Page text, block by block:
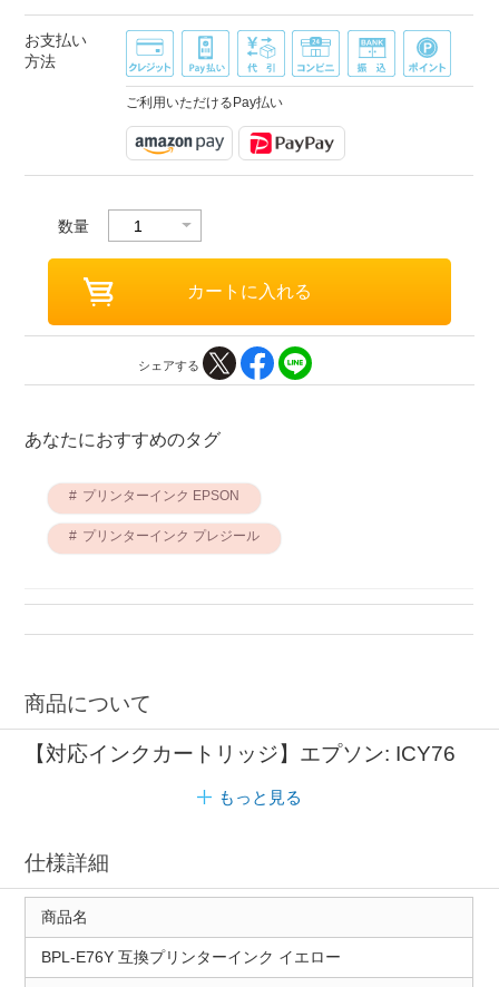
お支払い
方法
ご利用いただけるPay払い
数量
シェアする
あなたにおすすめのタグ
プリンターインク EPSON
プリンターインク プレジール
商品について
【対応インクカートリッジ】エプソン: ICY76
もっと見る
仕様詳細
商品名
BPL-E76Y 互換プリンターインク イエロー